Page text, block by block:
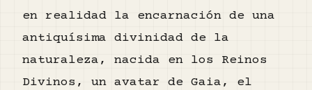
en realidad la encarnación de una
antiquísima divinidad de la
naturaleza, nacida en los Reinos
Divinos, un avatar de Gaia, el